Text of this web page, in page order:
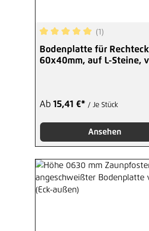
Durchschnittliche
(1)
Bodenplatte für
60x40mm, auf L-Steine,
Ab 15,41 €* / Je Stück
Ansehen